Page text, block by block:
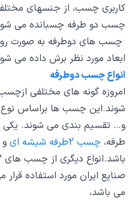
کاربری چسب، از جنسهای
چسب دو طرفه چسبانده می
چسب های دوطرفه به صورت
ابعاد مورد نظر برش داده می
انواع چسب دوطرفه
امروزه گونه های مختلفی
شوند.این چسب ها براساس نوع
طرفه، چسب 2طرفه شیشه ای و
صنایع ایران مورد استفاده
می باشد،